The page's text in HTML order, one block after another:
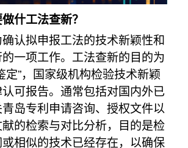
什工法查新？
认拟申报工法的技术新颖性和
一项工作。工法查新的目的为
定”，国家级机构检验技术新颖
可报告。通常包括对国内外已
岛专利申请咨询、授权文件以
的检索与对比分析，目的是检
相似的技术已经存在，以确保